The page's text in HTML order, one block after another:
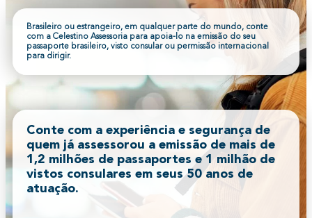
Brasileiro ou estrangeiro, em qualquer parte do mundo, conte
com a Celestino Assessoria para apoia-lo na emissão do seu
passaporte brasileiro, visto consular ou permissão internacional
para dirigir.
Conte com a experiência e segurança de
quem já assessorou a emissão de mais de
1,2 milhões de passaportes e 1 milhão de
vistos consulares em seus 50 anos de
atuação.